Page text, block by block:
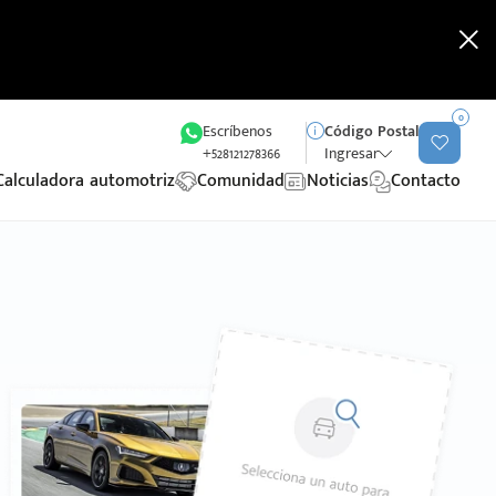
Escríbenos
+528121278366
Código Postal
Ingresar
0
automotriz Comunidad Noticias Contacto